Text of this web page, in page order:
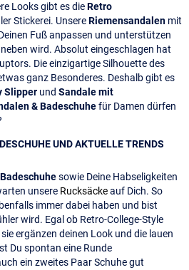
Looks gibt es dieRetro
Stickerei. UnsereRiemensandalen mit
Fuß anpassen und unterstützen
wird. Absolut eingeschlagen hat
Die einzigartige Silhouette des
ganz Besonderes. Deshalb gibt es
Slipper und Sandale mit
& Badeschuhefür Damen dürfen
UND AKTUELLE TRENDS
sowie Deine Habseligkeiten
unsere Rucksäckeauf Dich. So
immer dabei haben und bist
wird. Egal ob Retro-College-Style
ergänzen deinen Look und die lauen
Du spontan eine Runde
ein zweites Paar Schuhe gut